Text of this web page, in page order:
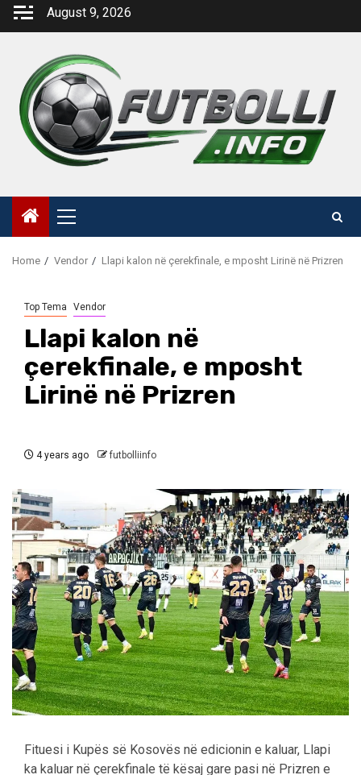
Skip
August 9, 2026
Primary
Menu
Home Vendor Llapi kalon në çerekfinale, e mposht Lirinë në Prizren
Top Tema Vendor
Llapi kalon në
çerekfinale, e mposht
Lirinë në Prizren
4 years ago futbolliinfo
Fituesi i Kupës së Kosovës në edicionin e kaluar, Llapi
ka kaluar në çerekfinale të kësaj gare pasi në Prizren e